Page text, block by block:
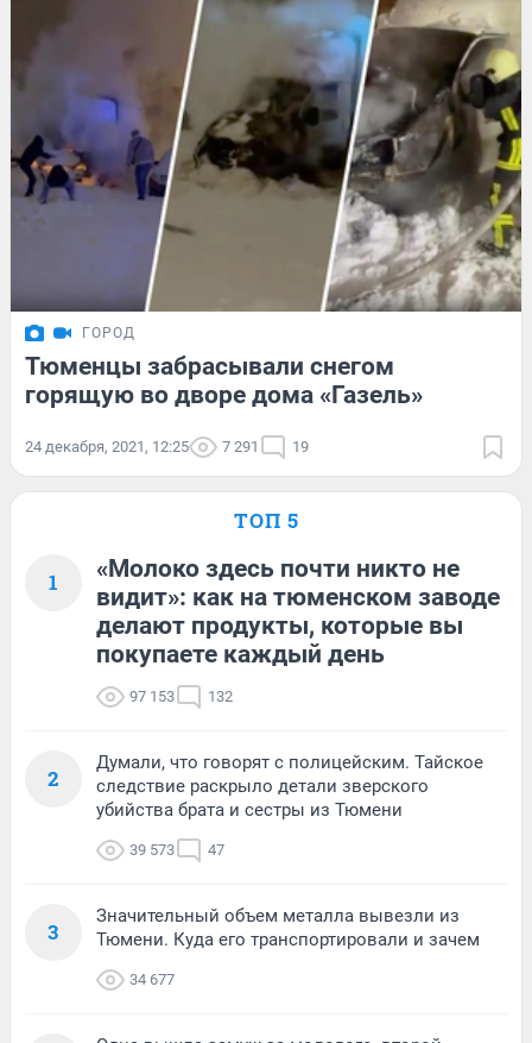
ГОРОД
Тюменцы забрасывали снегом
горящую во дворе дома «Газель»
24 декабря, 2021, 12:25 7 291 19
ТОП 5
1
«Молоко здесь почти никто не
видит»: как на тюменском заводе
делают продукты, которые вы
покупаете каждый день
97 153 132
2
Думали, что говорят с полицейским. Тайское
следствие раскрыло детали зверского
убийства брата и сестры из Тюмени
39 573 47
3
Значительный объем металла вывезли из
Тюмени. Куда его транспортировали и зачем
34 677